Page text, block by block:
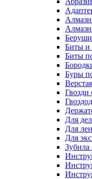
Беруши
Биты и
Биты
Буры
Гвозди
Для
Для
Для